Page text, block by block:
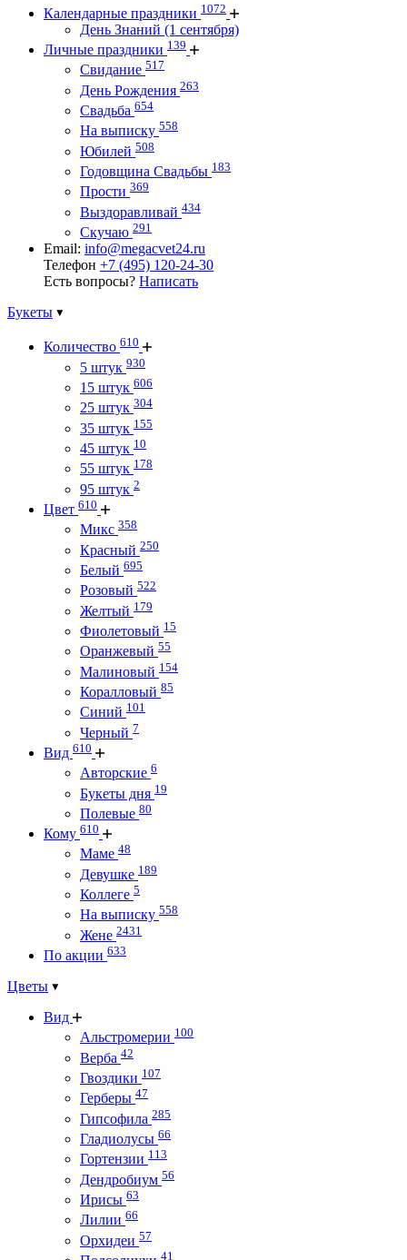
Календарные праздники 1072
День Знаний (1 сентября)
Личные праздники 139
Свидание 517
День Рождения 263
Свадьба 654
На выписку 558
Юбилей 508
Годовщина Свадьбы 183
Прости 369
Выздоравливай 434
Скучаю 291
Email: info@megacvet24.ru
Телефон +7 (495) 120-24-30
Есть вопросы? Написать
Букеты
Количество 610
5 штук 930
15 штук 606
25 штук 304
35 штук 155
45 штук 10
55 штук 178
95 штук 2
Цвет 610
Микс 358
Красный 250
Белый 695
Розовый 522
Желтый 179
Фиолетовый 15
Оранжевый 55
Малиновый 154
Коралловый 85
Синий 101
Черный 7
Вид 610
Авторские 6
Букеты дня 19
Полевые 80
Кому 610
Маме 48
Девушке 189
Коллеге 5
На выписку 558
Жене 2431
По акции 633
Цветы
Вид
Альстромерии 100
Верба 42
Гвоздики 107
Герберы 47
Гипсофила 285
Гладиолусы 66
Гортензии 113
Дендробиум 56
Ирисы 63
Лилии 66
Орхидеи 57
41